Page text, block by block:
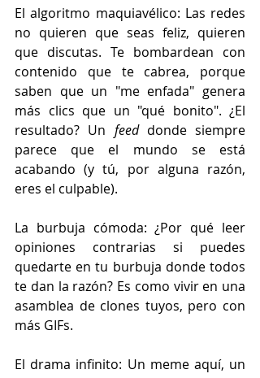
El algoritmo maquiavélico: Las redes
no quieren que seas feliz, quieren
que discutas. Te bombardean con
contenido que te cabrea, porque
saben que un "me enfada" genera
más clics que un "qué bonito". ¿El
resultado? Un feed donde siempre
parece que el mundo se está
acabando (y tú, por alguna razón,
eres el culpable).
La burbuja cómoda: ¿Por qué leer
opiniones contrarias si puedes
quedarte en tu burbuja donde todos
te dan la razón? Es como vivir en una
asamblea de clones tuyos, pero con
más GIFs.
El drama infinito: Un meme aquí, un